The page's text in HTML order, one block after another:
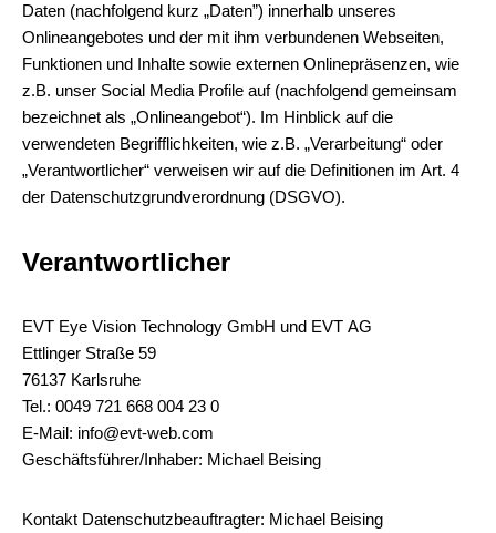
Daten (nachfolgend kurz „Daten”) innerhalb unseres
Onlineangebotes und der mit ihm verbundenen Webseiten,
Funktionen und Inhalte sowie externen Onlinepräsenzen, wie
z.B. unser Social Media Profile auf (nachfolgend gemeinsam
bezeichnet als „Onlineangebot“). Im Hinblick auf die
verwendeten Begrifflichkeiten, wie z.B. „Verarbeitung“ oder
„Verantwortlicher“ verweisen wir auf die Definitionen im Art. 4
der Datenschutzgrundverordnung (DSGVO).
Verantwortlicher
EVT Eye Vision Technology GmbH und EVT AG
Ettlinger Straße 59
76137 Karlsruhe
Tel.: 0049 721 668 004 23 0
E-Mail: info@evt-web.com
Geschäftsführer/Inhaber: Michael Beising
Kontakt Datenschutzbeauftragter: Michael Beising